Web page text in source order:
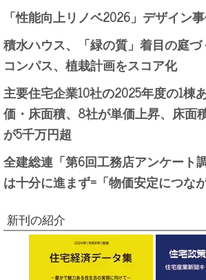
「性能向上リノベ2026」デザイン
積水ハウス、「緑の質」着目の庭
コンパス、植栽計画をスコア化
主要住宅企業10社の2025年度の1棟
価・床面積、8社が単価上昇、床面
が5千万円超
全建総連「第6回工務店アンケート
は十分に進まず=「物価安定につな
新刊の紹介